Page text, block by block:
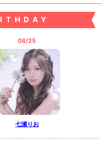
08/25
七瀬りお